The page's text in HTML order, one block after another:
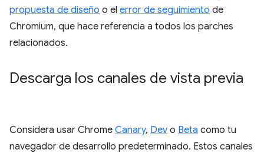
propuesta de diseño o el error de seguimiento de
Chromium, que hace referencia a todos los parches
relacionados.
Descarga los canales de vista previa
Considera usar Chrome Canary, Dev o Beta como tu
navegador de desarrollo predeterminado. Estos canales